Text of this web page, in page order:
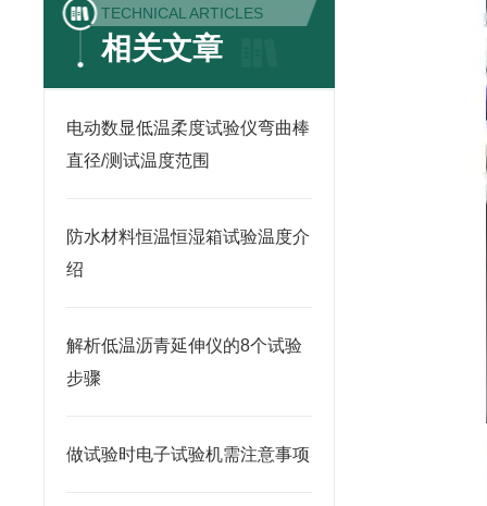
TECHNICAL ARTICLES
相关文章
电动数显低温柔度试验仪弯曲棒
直径/测试温度范围
防水材料恒温恒湿箱试验温度介
绍
解析低温沥青延伸仪的8个试验
步骤
做试验时电子试验机需注意事项